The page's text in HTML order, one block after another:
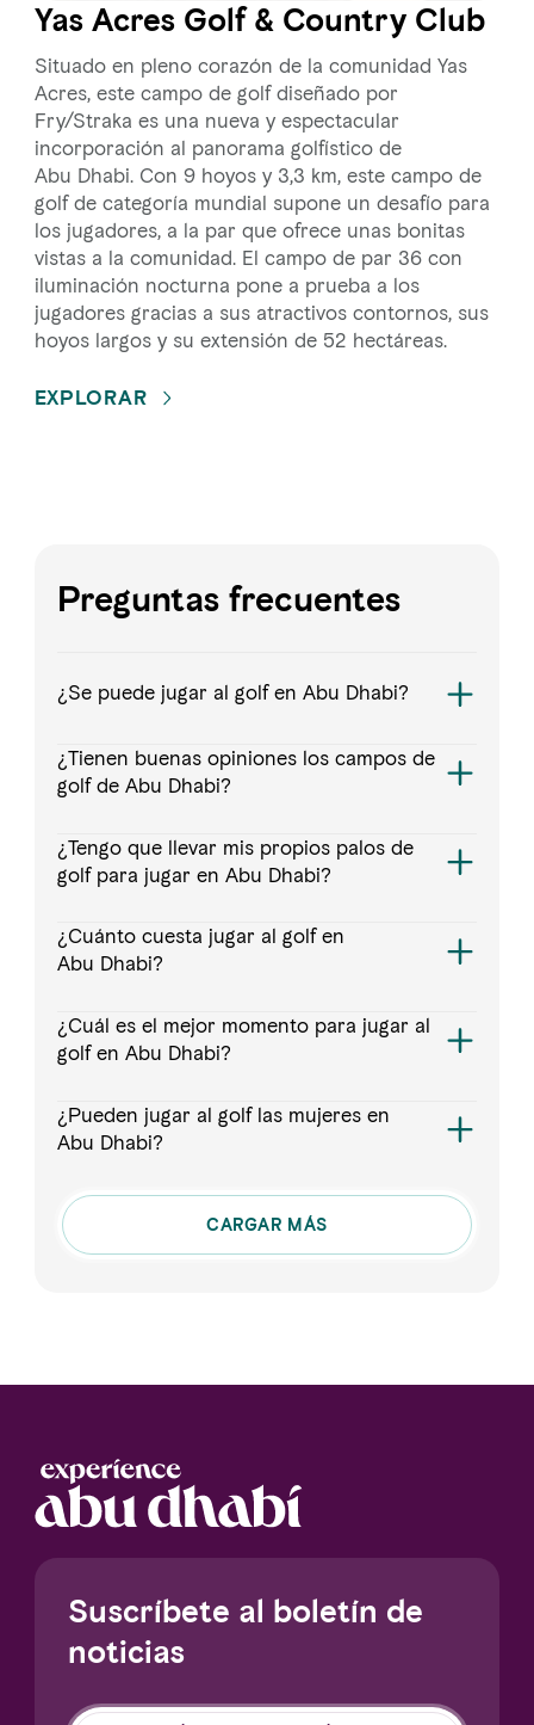
Yas Acres Golf & Country Club
Situado en pleno corazón de la comunidad Yas
Acres, este campo de golf diseñado por
Fry/Straka es una nueva y espectacular
incorporación al panorama golfístico de
Abu Dhabi. Con 9 hoyos y 3,3 km, este campo de
golf de categoría mundial supone un desafío para
los jugadores, a la par que ofrece unas bonitas
vistas a la comunidad. El campo de par 36 con
iluminación nocturna pone a prueba a los
jugadores gracias a sus atractivos contornos, sus
hoyos largos y su extensión de 52 hectáreas.
EXPLORAR
Preguntas frecuentes
¿Se puede jugar al golf en Abu Dhabi?
¿Tienen buenas opiniones los campos de
golf de Abu Dhabi?
¿Tengo que llevar mis propios palos de
golf para jugar en Abu Dhabi?
¿Cuánto cuesta jugar al golf en
Abu Dhabi?
¿Cuál es el mejor momento para jugar al
golf en Abu Dhabi?
¿Pueden jugar al golf las mujeres en
Abu Dhabi?
CARGAR MÁS
Suscríbete al boletín de
noticias